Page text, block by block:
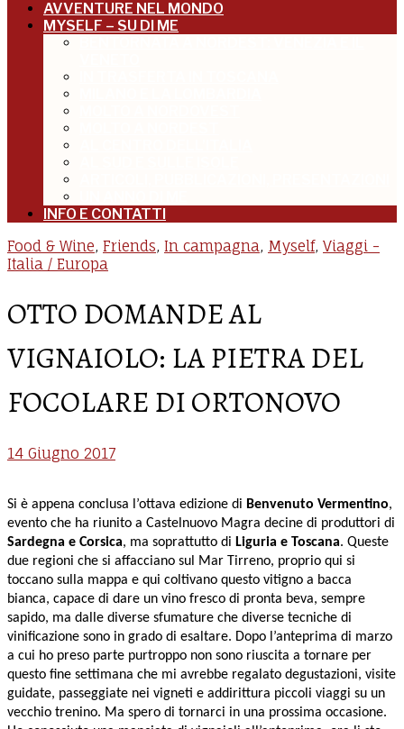
AVVENTURE NEL MONDO
MYSELF – SU DI ME
INFO E CONTATTI
Food & Wine, Friends, In campagna, Myself, Viaggi -
Italia / Europa
OTTO DOMANDE AL
VIGNAIOLO: LA PIETRA DEL
FOCOLARE DI ORTONOVO
14 Giugno 2017
Si è appena conclusa l’ottava edizione di Benvenuto Vermentino,
evento che ha riunito a Castelnuovo Magra decine di produttori di
Sardegna e Corsica, ma soprattutto di Liguria e Toscana. Queste
due regioni che si affacciano sul Mar Tirreno, proprio qui si
toccano sulla mappa e qui coltivano questo vitigno a bacca
bianca, capace di dare un vino fresco di pronta beva, sempre
sapido, ma dalle diverse sfumature che diverse tecniche di
vinificazione sono in grado di esaltare. Dopo l’anteprima di marzo
a cui ho preso parte purtroppo non sono riuscita a tornare per
questo fine settimana che mi avrebbe regalato degustazioni, visite
guidate, passeggiate nei vigneti e addirittura piccoli viaggi su un
vecchio trenino. Ma spero di tornarci in una prossima occasione.